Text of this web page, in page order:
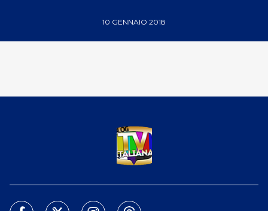
10 GENNAIO 2018